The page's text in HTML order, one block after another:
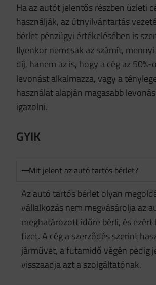
Ha az autót jelentős részben üzleti
használják, az útnyilvántartás
bérlet pénzügyi értékelésében is
Ilyenkor nemcsak az számít,
díj, hanem az is, hogy a cég az 50%-
levonást alkalmazza, vagy a
használat alapján magasabb
igazolni.
GYIK
Mit jelent az autó tartós bérlet?
Az autó tartós bérlet olyan
vállalkozás nem megvásárolja az
meghatározott időre bérli, és
fizet. A cég a szerződés szerint
járművet, a futamidő végén pedig
visszaadja azt a szolgáltatónak.